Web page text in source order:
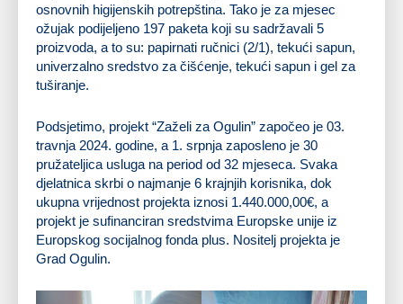
osnovnih higijenskih potrepština. Tako je za mjesec
ožujak podijeljeno 197 paketa koji su sadržavali 5
proizvoda, a to su: papirnati ručnici (2/1), tekući sapun,
univerzalno sredstvo za čišćenje, tekući sapun i gel za
tuširanje.
Podsjetimo, projekt “Zaželi za Ogulin” započeo je 03.
travnja 2024. godine, a 1. srpnja zaposleno je 30
pružateljica usluga na period od 32 mjeseca. Svaka
djelatnica skrbi o najmanje 6 krajnjih korisnika, dok
ukupna vrijednost projekta iznosi 1.440.000,00€, a
projekt je sufinanciran sredstvima Europske unije iz
Europskog socijalnog fonda plus. Nositelj projekta je
Grad Ogulin.